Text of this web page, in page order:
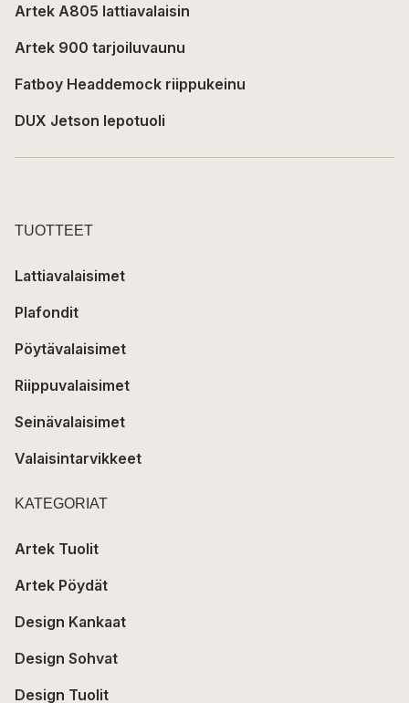
Artek A805 lattiavalaisin
Artek 900 tarjoiluvaunu
Fatboy Headdemock riippukeinu
DUX Jetson lepotuoli
TUOTTEET
Lattiavalaisimet
Plafondit
Pöytävalaisimet
Riippuvalaisimet
Seinävalaisimet
Valaisintarvikkeet
KATEGORIAT
Artek Tuolit
Artek Pöydät
Design Kankaat
Design Sohvat
Design Tuolit